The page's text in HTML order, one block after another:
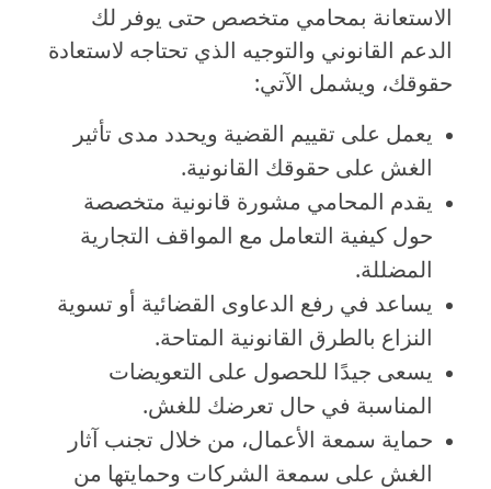
الاستعانة بمحامي متخصص حتى يوفر لك
الدعم القانوني والتوجيه الذي تحتاجه لاستعادة
حقوقك، ويشمل الآتي:
يعمل على تقييم القضية ويحدد مدى تأثير
الغش على حقوقك القانونية.
يقدم المحامي مشورة قانونية متخصصة
حول كيفية التعامل مع المواقف التجارية
المضللة.
يساعد في رفع الدعاوى القضائية أو تسوية
النزاع بالطرق القانونية المتاحة.
يسعى جيدًا للحصول على التعويضات
المناسبة في حال تعرضك للغش.
حماية سمعة الأعمال، من خلال تجنب آثار
الغش على سمعة الشركات وحمايتها من